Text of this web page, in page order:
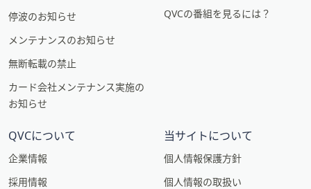
停波のお知らせ
メンテナンスのお知らせ
無断転載の禁止
カード会社メンテナンス実施の
お知らせ
QVCの番組を見るには？
QVCについて
企業情報
採用情報
当サイトについて
個人情報保護方針
個人情報の取扱い